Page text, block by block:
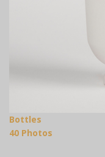
Bottles
40 Photos